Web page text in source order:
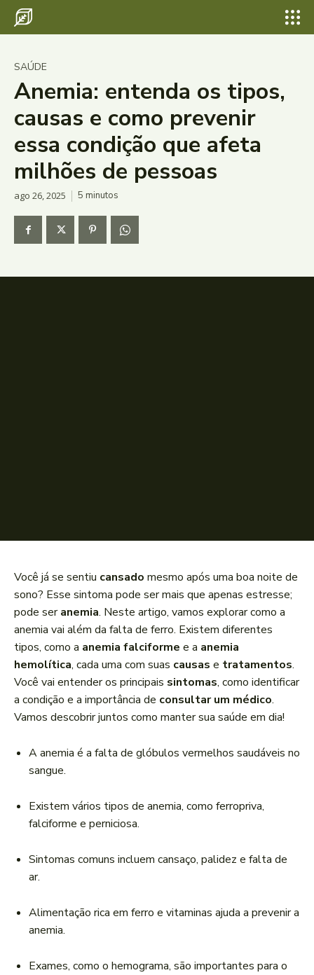
SAÚDE
Anemia: entenda os tipos,
causas e como prevenir
essa condição que afeta
milhões de pessoas
ago 26, 2025 5 minutos
Você já se sentiu cansado mesmo após uma boa noite de
sono? Esse sintoma pode ser mais que apenas estresse;
pode seranemia. Neste artigo, vamos explorar como a
anemia vai além da falta de ferro. Existem diferentes
tipos, como a anemia falciforme e a anemia
hemolítica, cada uma com suas causas e tratamentos.
Você vai entender os principais sintomas, como identificar
a condição e a importância de consultar um médico.
Vamos descobrir juntos como manter sua saúde em dia!
A anemia é a falta de glóbulos vermelhos saudáveis no
sangue.
Existem vários tipos de anemia, como ferropriva,
falciforme e perniciosa.
Sintomas comuns incluem cansaço, palidez e falta de
ar.
Alimentação rica em ferro e vitaminas ajuda a prevenir a
anemia.
Exames, como o hemograma, são importantes para o